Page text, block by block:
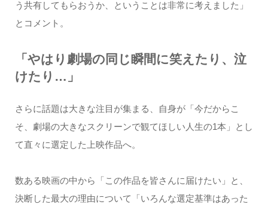
う共有してもらおうか、ということは非常に考えました」
とコメント。
「やはり劇場の同じ瞬間に笑えたり、泣
けたり…」
さらに話題は大きな注目が集まる、自身が「今だからこ
そ、劇場の大きなスクリーンで観てほしい人生の1本」とし
て直々に選定した上映作品へ。
数ある映画の中から「この作品を皆さんに届けたい」と、
決断した最大の理由について「いろんな選定基準はあった